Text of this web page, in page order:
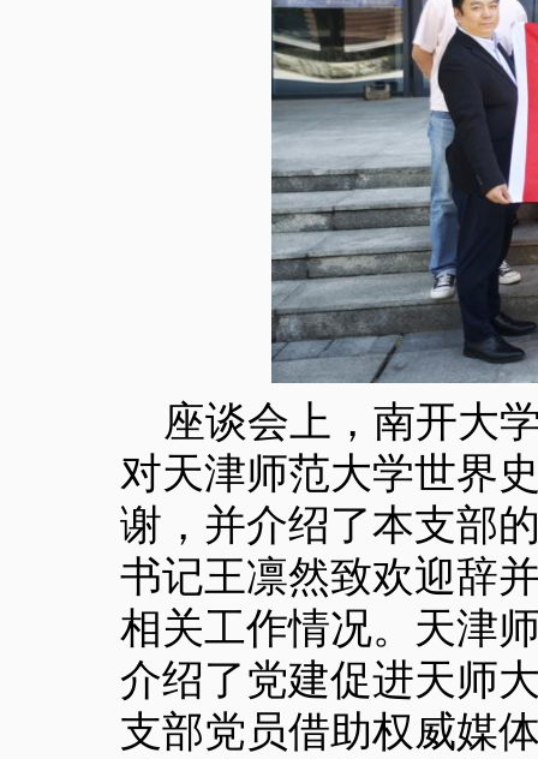
座谈会上，南开大
对天津师范大学世界
谢，并介绍了本支部
书记王凛然致欢迎辞
相关工作情况。天津
介绍了党建促进天师
支部党员借助权威媒